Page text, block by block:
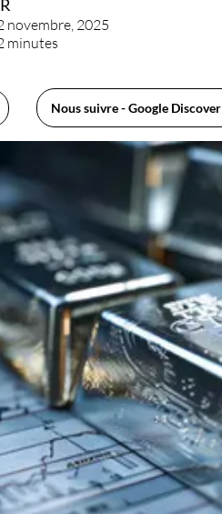
novembre, 2025
minutes
Nous suivre - Google Discover